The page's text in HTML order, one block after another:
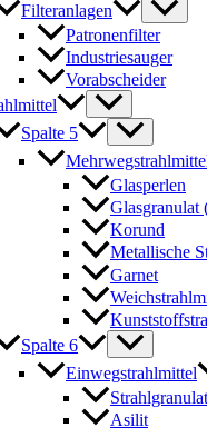
Filteranlagen
Patronenfilter
Industriesauger
Vorabscheider
Spalte 5
Glasperlen
Glasgranulat
Korund
Metallische
Garnet
Spalte 6
Einwegstrahlmittel
Strahlgranulat
Asilit